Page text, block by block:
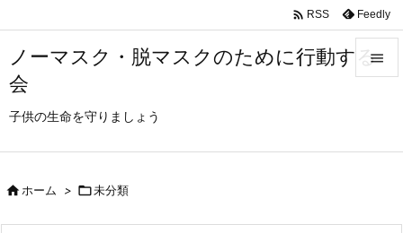
ノーマスク・脱マスクのために行動する
会
子供の生命を守りましょう

 RSS Feedly
ホーム > 未分類